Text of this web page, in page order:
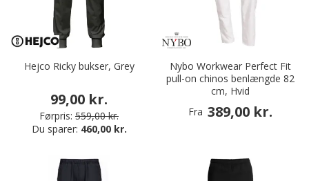
Hejco Ricky bukser, Grey
99,00 kr.
Førpris: 559,00 kr.
Du sparer: 460,00 kr.
Nybo Workwear Perfect Fit
pull-on chinos benlængde 82
cm, Hvid
Fra 389,00 kr.